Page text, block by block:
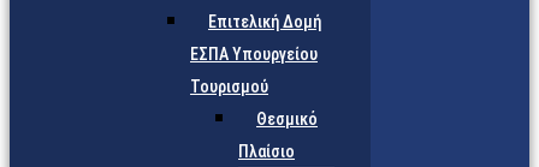
Επιτελική Δομή
ΕΣΠΑ Υπουργείου
Τουρισμού
Θεσμικό
Πλαίσιο